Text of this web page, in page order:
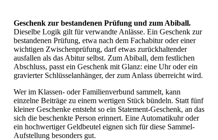
Geschenk zur bestandenen Prüfung und zum Abiball.
Dieselbe Logik gilt für verwandte Anlässe. Ein Geschenk zur
bestandenen Prüfung, etwa nach dem Fachabitur oder einer
wichtigen Zwischenprüfung, darf etwas zurückhaltender
ausfallen als das Abitur selbst. Zum Abiball, dem festlichen
Abschluss, passt ein Geschenk mit Glanz: eine Uhr oder ein
gravierter Schlüsselanhänger, der zum Anlass überreicht wird.
Wer im Klassen- oder Familienverbund sammelt, kann
einzelne Beiträge zu einem wertigen Stück bündeln. Statt fünf
kleiner Geschenke entsteht so ein Statement-Geschenk, an das
sich die beschenkte Person erinnert. Eine Automatikuhr oder
ein hochwertiger Geldbeutel eignen sich für diese Sammel-
Aufstellung besonders gut.